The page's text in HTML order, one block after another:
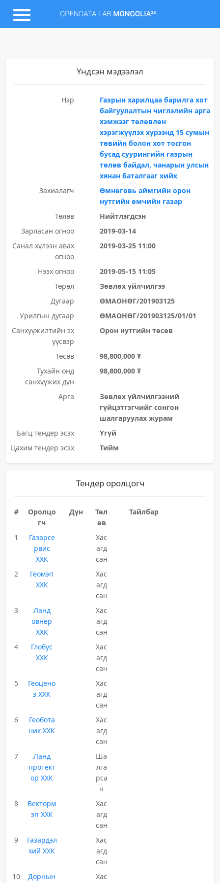
Үндсэн мэдээлэл
Нэр
Газрын харилцаа барилга хот
байгуулалтын чиглэлийн арга
хэмжээг төлөвлөн
хэрэгжүүлэх хүрээнд 15 сумын
төвийн болон хот тосгон
бусад суурингийн газрын
төлөв байдал, чанарын улсын
хянан баталгааг хийх
Захиалагч
Өмнөговь аймгийн орон
нутгийн өмчийн газар
Төлөв
Нийтлэгдсэн
Зарласан огноо
2019-03-14
Санал хүлээн авах
огноо
2019-03-25 11:00
Нээх огноо
2019-05-15 11:05
Төрөл
Зөвлөх үйлчилгээ
Дугаар
ӨМАОНӨГ/201903125
Урилгын дугаар
ӨМАОНӨГ/201903125/01/01
Санхүүжилтийн эх
үүсвэр
Орон нутгийн төсөв
Төсөв
98,800,000 ₮
Тухайн онд
санхүүжих дүн
98,800,000 ₮
Арга
Зөвлөх үйлчилгээний
гүйцэтгэгчийг сонгон
шалгаруулах журам
Багц тендер эсэх
Үгүй
Цахим тендер эсэх
Тийм
Тендер оролцогч
#
Оролцо
гч
Дүн
Төл
өв
Тайлбар
1
Газарсе
рвис
ХХК
Хас
агд
сан
2
Геомэп
ХХК
Хас
агд
сан
3
Ланд
овнер
ХХК
Хас
агд
сан
4
Глобус
ХХК
Хас
агд
сан
5
Геоцено
з ХХК
Хас
агд
сан
6
Геобота
ник ХХК
Хас
агд
сан
7
Ланд
протект
ор ХХК
Ша
лга
рса
н
8
Векторм
эп ХХК
Хас
агд
сан
9
Газардэл
хий ХХК
Хас
агд
сан
10
Дорнын
Хас